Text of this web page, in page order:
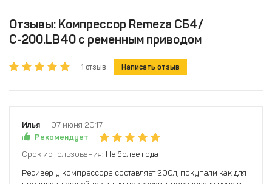
Отзывы: Компрессор Remeza СБ4/
С-200.LB40 с ременным приводом
1 отзыв Написать отзыв
Илья
07 июня 2017
Рекомендует
Срок использования: Не более года
Ресивер у компрессора составляет 200л, покупали как для